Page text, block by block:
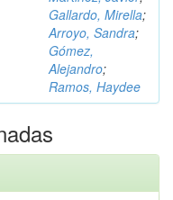
Gallardo, Mirella;
Arroyo, Sandra;
Gómez,
Alejandro;
Ramos, Haydee